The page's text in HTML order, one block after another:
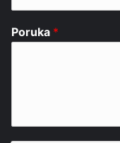
Poruka *